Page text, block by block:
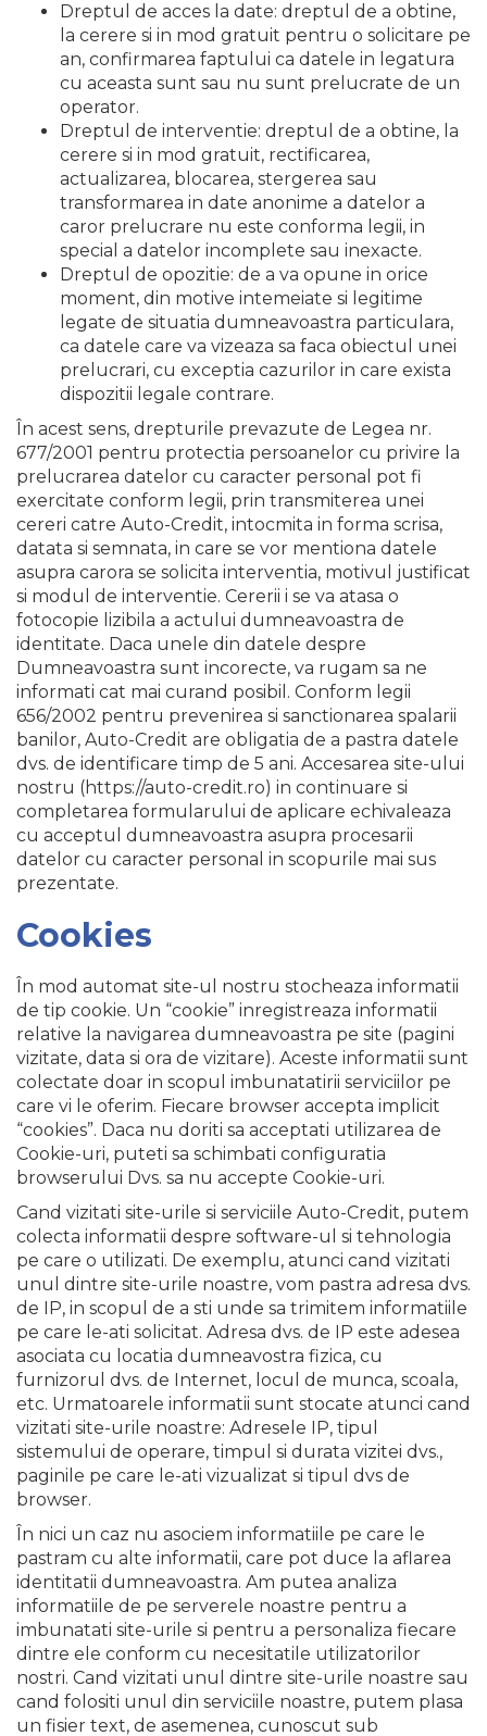
Dreptul de acces la date: dreptul de a obtine,
la cerere si in mod gratuit pentru o solicitare pe
an, confirmarea faptului ca datele in legatura
cu aceasta sunt sau nu sunt prelucrate de un
operator.
Dreptul de interventie: dreptul de a obtine, la
cerere si in mod gratuit, rectificarea,
actualizarea, blocarea, stergerea sau
transformarea in date anonime a datelor a
caror prelucrare nu este conforma legii, in
special a datelor incomplete sau inexacte.
Dreptul de opozitie: de a va opune in orice
moment, din motive intemeiate si legitime
legate de situatia dumneavoastra particulara,
ca datele care va vizeaza sa faca obiectul unei
prelucrari, cu exceptia cazurilor in care exista
dispozitii legale contrare.
În acest sens, drepturile prevazute de Legea nr.
677/2001 pentru protectia persoanelor cu privire la
prelucrarea datelor cu caracter personal pot fi
exercitate conform legii, prin transmiterea unei
cereri catre Auto-Credit, intocmita in forma scrisa,
datata si semnata, in care se vor mentiona datele
asupra carora se solicita interventia, motivul justificat
si modul de interventie. Cererii i se va atasa o
fotocopie lizibila a actului dumneavoastra de
identitate. Daca unele din datele despre
Dumneavoastra sunt incorecte, va rugam sa ne
informati cat mai curand posibil. Conform legii
656/2002 pentru prevenirea si sanctionarea spalarii
banilor, Auto-Credit are obligatia de a pastra datele
dvs. de identificare timp de 5 ani. Accesarea site-ului
nostru (https://auto-credit.ro) in continuare si
completarea formularului de aplicare echivaleaza
cu acceptul dumneavoastra asupra procesarii
datelor cu caracter personal in scopurile mai sus
prezentate.
Cookies
În mod automat site-ul nostru stocheaza informatii
de tip cookie. Un “cookie” inregistreaza informatii
relative la navigarea dumneavoastra pe site (pagini
vizitate, data si ora de vizitare). Aceste informatii sunt
colectate doar in scopul imbunatatirii serviciilor pe
care vi le oferim. Fiecare browser accepta implicit
“cookies”. Daca nu doriti sa acceptati utilizarea de
Cookie-uri, puteti sa schimbati configuratia
browserului Dvs. sa nu accepte Cookie-uri.
Cand vizitati site-urile si serviciile Auto-Credit, putem
colecta informatii despre software-ul si tehnologia
pe care o utilizati. De exemplu, atunci cand vizitati
unul dintre site-urile noastre, vom pastra adresa dvs.
de IP, in scopul de a sti unde sa trimitem informatiile
pe care le-ati solicitat. Adresa dvs. de IP este adesea
asociata cu locatia dumneavostra fizica, cu
furnizorul dvs. de Internet, locul de munca, scoala,
etc. Urmatoarele informatii sunt stocate atunci cand
vizitati site-urile noastre: Adresele IP, tipul
sistemului de operare, timpul si durata vizitei dvs.,
paginile pe care le-ati vizualizat si tipul dvs de
browser.
În nici un caz nu asociem informatiile pe care le
pastram cu alte informatii, care pot duce la aflarea
identitatii dumneavoastra. Am putea analiza
informatiile de pe serverele noastre pentru a
imbunatati site-urile si pentru a personaliza fiecare
dintre ele conform cu necesitatile utilizatorilor
nostri. Cand vizitati unul dintre site-urile noastre sau
cand folositi unul din serviciile noastre, putem plasa
un fisier text, de asemenea, cunoscut sub